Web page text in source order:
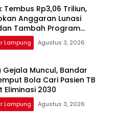
Tembus Rp3,06 Triliun,
Anggaran Lunasi
Tambah Program
Lampung Agustus 3, 2026
Gejala Muncul, Bandar
Bola Cari Pasien TB
Eliminasi 2030
Lampung Agustus 3, 2026